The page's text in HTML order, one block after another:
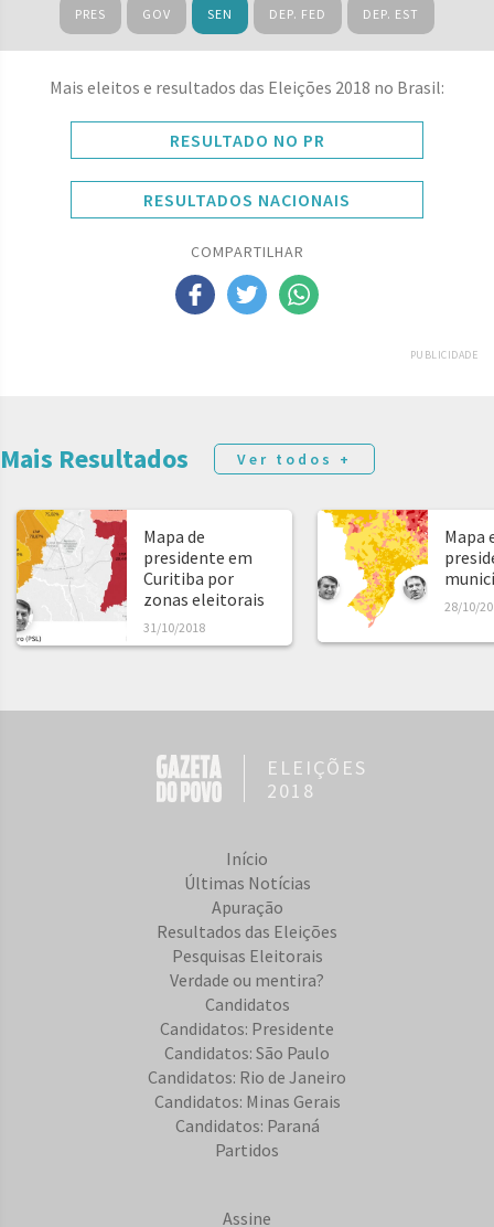
PRES GOV SEN DEP. FED DEP. EST
Mais eleitos e resultados das Eleições 2018 no Brasil:
RESULTADO NO PR
RESULTADOS NACIONAIS
COMPARTILHAR
PUBLICIDADE
Mais Resultados Ver todos +
Mapa de
presidente em
Curitiba por
zonas eleitorais
31/10/2018
Mapa
28/10/
ELEIÇÕES
2018
Início
Últimas Notícias
Apuração
Resultados das Eleições
Pesquisas Eleitorais
Verdade ou mentira?
Candidatos
Candidatos: Presidente
Candidatos: São Paulo
Candidatos: Rio de Janeiro
Candidatos: Minas Gerais
Candidatos: Paraná
Partidos
Assine